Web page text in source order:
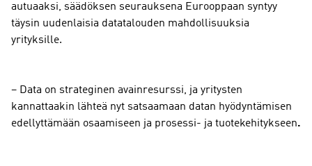
autuaaksi, säädöksen seurauksena Eurooppaan syntyy
täysin uudenlaisia datatalouden mahdollisuuksia
yrityksille.
– Data on strateginen avainresurssi, ja yritysten
kannattaakin lähteä nyt satsaamaan datan hyödyntämisen
edellyttämään osaamiseen ja prosessi- ja tuotekehitykseen.